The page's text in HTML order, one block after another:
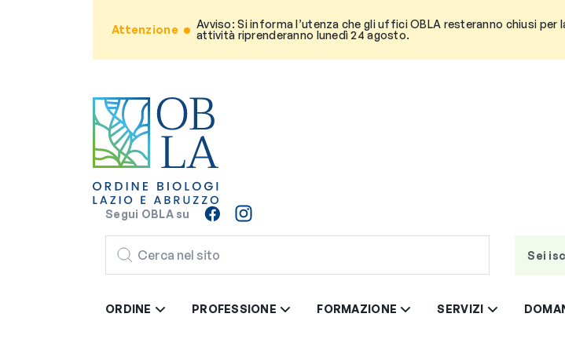
Attenzione
Avviso: Si informa l’utenza che gli uffici OBLA resteranno chiusi
attività riprenderanno lunedì 24 agosto.
Segui OBLA su
CERCA
Sei
ORDINE PROFESSIONE FORMAZIONE SERVIZI